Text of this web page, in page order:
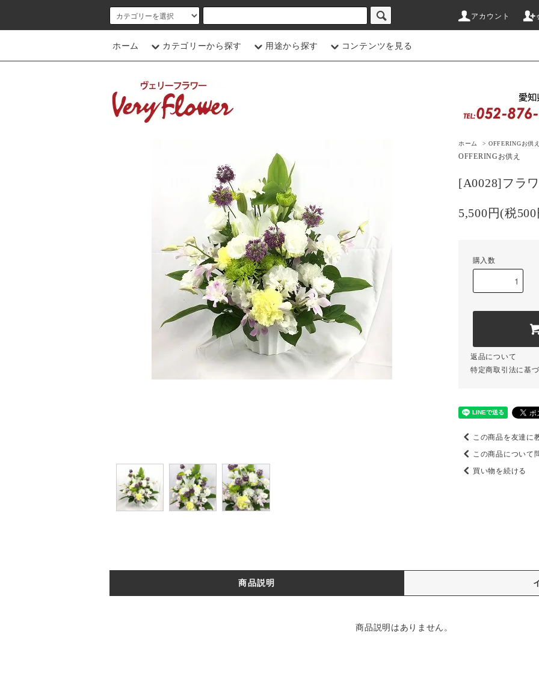
アカウント
ホーム カテゴリーから探す 用途から探す コンテンツを見る
ホーム > OFFERINGお供
OFFERING お供え
[A0028]フラ
5,500円(税
購入数
返品について
特定商取引法に基
この商品を友達に
この商品について
買い物を続ける
商品説明
商品説明はありません。